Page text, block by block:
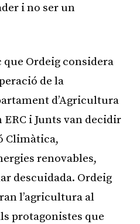
i no ser un
Ordeig considera
de la
d’Agricultura
i Junts van decidir
Climàtica,
renovables,
descuidada. Ordeig
l’agricultura al
protagonistes que